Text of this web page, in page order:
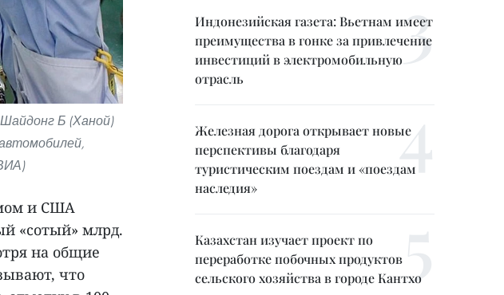
Шайдонг Б (Ханой)
и США
«сотый» млрд.
на общие
что
Индонезийская газета: Вьетнам имеет
преимущества в гонке за привлечение
инвестиций в электромобильную
отрасль
Железная дорога открывает новые
перспективы благодаря
туристическим поездам и «поездам
наследия»
Казахстан изучает проект по
переработке побочных продуктов
сельского хозяйства в городе Кантхо